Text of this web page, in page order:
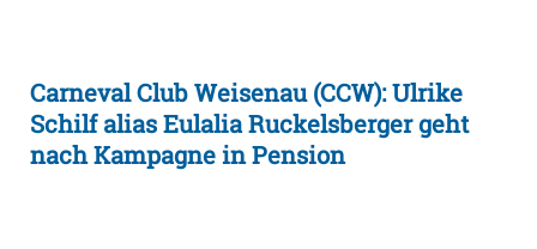
Carneval Club Weisenau (CCW): Ulrike
Schilf alias Eulalia Ruckelsberger geht
nach Kampagne in Pension